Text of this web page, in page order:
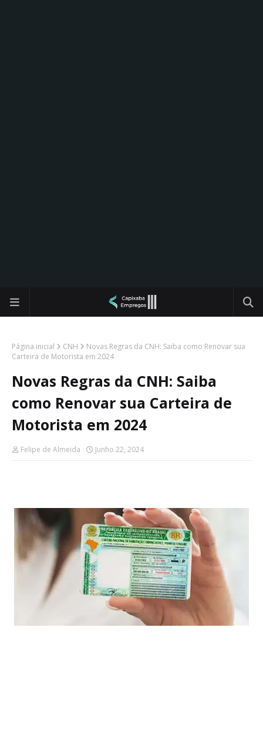
Página inicial CNH
Novas Regras da CNH: Saiba como Renovar sua
Carteira de Motorista em 2024
Novas Regras da CNH: Saiba
como Renovar sua Carteira de
Motorista em 2024
Felipe de Almeida Junho 22, 2024